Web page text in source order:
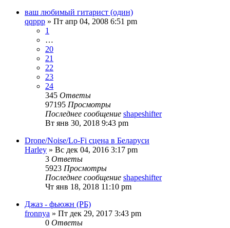
ваш любимый гитарист (один)
qqppp » Пт апр 04, 2008 6:51 pm
1
…
20
21
22
23
24
345 Ответы
97195 Просмотры
Последнее сообщение shapeshifter
Вт янв 30, 2018 9:43 pm
Drone/Noise/Lo-Fi сцена в Беларуси
Harley » Вс дек 04, 2016 3:17 pm
3 Ответы
5923 Просмотры
Последнее сообщение shapeshifter
Чт янв 18, 2018 11:10 pm
Джаз - фьюжн (РБ)
fronnya » Пт дек 29, 2017 3:43 pm
0 Ответы